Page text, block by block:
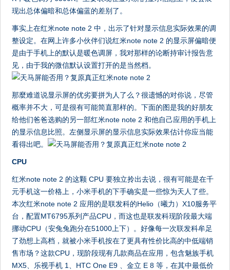
现出总体偏暗和总体偏蓝的差别了。
事实上在红米note note 2 中，出示了针对显示信息实际效果的调
整设定。在网上许多小伙伴们说红米note note 2 的显示屏偏暗便
是由于手机上的默认是暖色调屏，我对那样的论断持审计报告意
见，由于我的微信默认设置打开的是当然档。
那麼难道说显示屏的优劣要拼为人了么？很遗憾的对你说，尽管
概率并不大，可是很有可能简直那样的。下面的图是我的好朋友
给他们爸爸选购的另一部红米note note 2 和他自己应用的手机上
的显示信息比照。左侧显示屏的显示信息实际效果估计你应当能
看得出吧。
CPU
红米note note 2 的这颗 CPU 要独立拎出去说，很有可能是在千
元手机这一价格上，小米手机的下手确实是一些惊为天人了些。
本次红米note note 2 应用的是联发科的Helio（曦力）X10服务平
台，配置MT6795系列产品CPU，而这也是联发科现阶段最大端
挪动CPU（安兔兔跑分在51000上下）。好像每一次联发科牟足
了劲想上高档，就被小米手机按在了更具有性价比高的中低端销
售市场？这款CPU，现阶段现有几款商品在应用，包含魅族手机
MX5、乐视手机 1、HTC One E9 、金立 E 8 等，在其中最低价